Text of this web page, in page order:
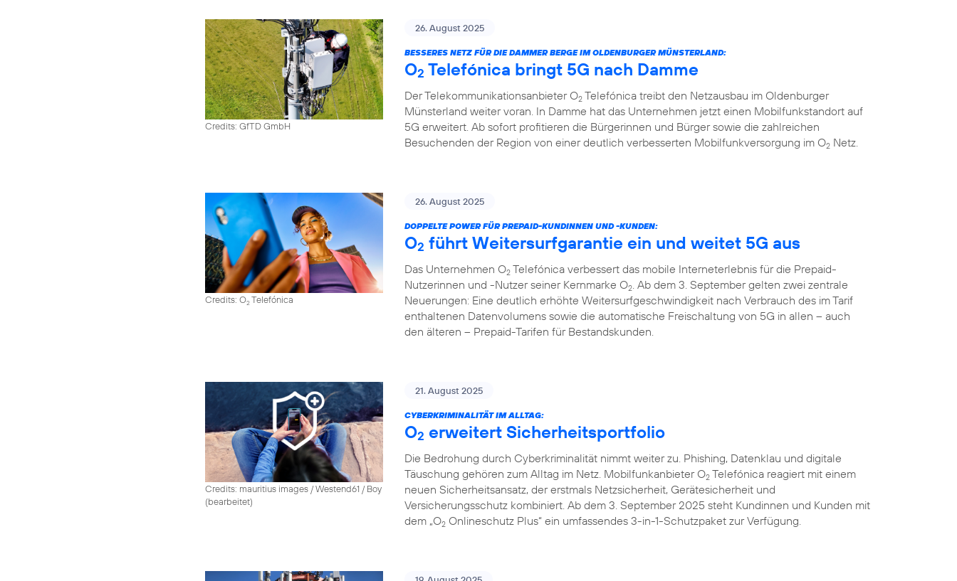
Credits: GfTD GmbH
26. August 2025
BESSERES NETZ FÜR DIE DAMMER BERGE IM OLDENBURGER MÜNSTERLAND:
O2 Telefónica bringt 5G nach Damme
Der Telekommunikationsanbieter O2 Telefónica treibt den Netzausbau im Oldenburger
Münsterland weiter voran. In Damme hat das Unternehmen jetzt einen Mobilfunkstandort auf
5G erweitert. Ab sofort profitieren die Bürgerinnen und Bürger sowie die zahlreichen
Besuchenden der Region von einer deutlich verbesserten Mobilfunkversorgung im O2 Netz.
Credits: O2Telefónica
26. August 2025
DOPPELTE POWER FÜR PREPAID-KUNDINNEN UND -KUNDEN:
O2 führt Weitersurfgarantie ein und weitet 5G aus
Das Unternehmen O2 Telefónica verbessert das mobile Interneterlebnis für die Prepaid-
Nutzerinnen und -Nutzer seiner Kernmarke O2. Ab dem 3. September gelten zwei zentrale
Neuerungen: Eine deutlich erhöhte Weitersurfgeschwindigkeit nach Verbrauch des im Tarif
enthaltenen Datenvolumens sowie die automatische Freischaltung von 5G in allen – auch
den älteren – Prepaid-Tarifen für Bestandskunden.
Credits: mauritius images / Westend61 / Boy
(bearbeitet)
21. August 2025
CYBERKRIMINALITÄT IM ALLTAG:
O2 erweitert Sicherheitsportfolio
Die Bedrohung durch Cyberkriminalität nimmt weiter zu. Phishing, Datenklau und digitale
Täuschung gehören zum Alltag im Netz. Mobilfunkanbieter O2 Telefónica reagiert mit einem
neuen Sicherheitsansatz, der erstmals Netzsicherheit, Gerätesicherheit und
Versicherungsschutz kombiniert. Ab dem 3. September 2025 steht Kundinnen und Kunden mit
dem „O2 Onlineschutz Plus“ ein umfassendes 3-in-1-Schutzpaket zur Verfügung.